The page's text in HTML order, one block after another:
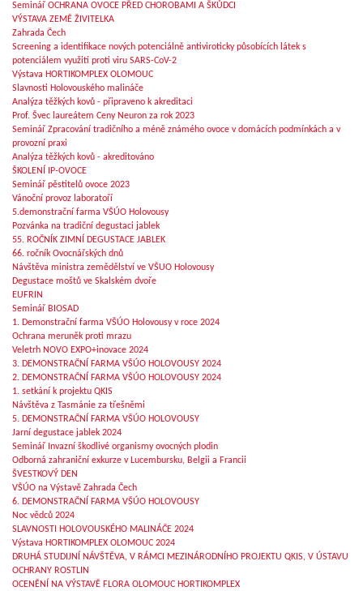
Seminář OCHRANA OVOCE PŘED CHOROBAMI A ŠKŮDCI
VÝSTAVA ZEMĚ ŽIVITELKA
Zahrada Čech
Screening a identifikace nových potenciálně antiviroticky působících látek s
potenciálem využití proti viru SARS-CoV-2
Výstava HORTIKOMPLEX OLOMOUC
Slavnosti Holovouského malináče
Analýza těžkých kovů - připraveno k akreditaci
Prof. Švec laureátem Ceny Neuron za rok 2023
Seminář Zpracování tradičního a méně známého ovoce v domácích podmínkách a v
provozní praxi
Analýza těžkých kovů - akreditováno
ŠKOLENÍ IP-OVOCE
Seminář pěstitelů ovoce 2023
Vánoční provoz laboratoří
5.demonstrační farma VŠÚO Holovousy
Pozvánka na tradiční degustaci jablek
55. ROČNÍK ZIMNÍ DEGUSTACE JABLEK
66. ročník Ovocnářských dnů
Návštěva ministra zemědělství ve VŠUO Holovousy
Degustace moštů ve Skalském dvoře
EUFRIN
Seminář BIOSAD
1. Demonstrační farma VŠÚO Holovousy v roce 2024
Ochrana meruněk proti mrazu
Veletrh NOVO EXPO+inovace 2024
3. DEMONSTRAČNÍ FARMA VŠÚO HOLOVOUSY 2024
2. DEMONSTRAČNÍ FARMA VŠÚO HOLOVOUSY 2024
1. setkání k projektu QKIS
Návštěva z Tasmánie za třešněmi
5. DEMONSTRAČNÍ FARMA VŠÚO HOLOVOUSY
Jarní degustace jablek 2024
Seminář Invazní škodlivé organismy ovocných plodin
Odborná zahraniční exkurze v Lucembursku, Belgii a Francii
ŠVESTKOVÝ DEN
VŠÚO na Výstavě Zahrada Čech
6. DEMONSTRAČNÍ FARMA VŠÚO HOLOVOUSY
Noc vědců 2024
SLAVNOSTI HOLOVOUSKÉHO MALINÁČE 2024
Výstava HORTIKOMPLEX OLOMOUC 2024
DRUHÁ STUDIJNÍ NÁVŠTĚVA, V RÁMCI MEZINÁRODNÍHO PROJEKTU QKIS, V ÚSTAVU
OCHRANY ROSTLIN
OCENĚNÍ NA VÝSTAVĚ FLORA OLOMOUC HORTIKOMPLEX